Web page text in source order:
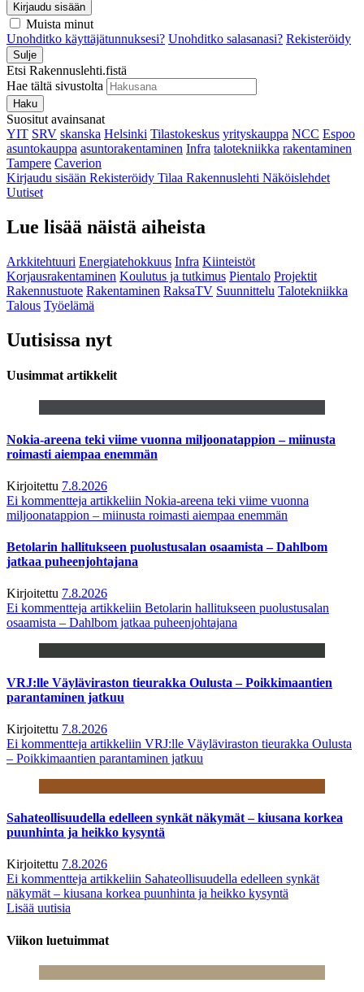
Kirjaudu sisään
Muista minut
Unohditko käyttäjätunnuksesi? Unohditko salasanasi? Rekisteröidy
Sulje
Etsi Rakennuslehti.fistä
Hae tältä sivustolta
Haku
Suositut avainsanat
YIT SRV skanska Helsinki Tilastokeskus yrityskauppa NCC Espoo
asuntokauppa asuntorakentaminen Infra talotekniikka rakentaminen
Tampere Caverion
Kirjaudu sisään Rekisteröidy Tilaa Rakennuslehti Näköislehdet
Uutiset
Lue lisää näistä aiheista
Arkkitehtuuri Energiatehokkuus Infra Kiinteistöt
Korjausrakentaminen Koulutus ja tutkimus Pientalo Projektit
Rakennustuote Rakentaminen RaksaTV Suunnittelu Talotekniikka
Talous Työelämä
Uutisissa nyt
Uusimmat artikkelit
Nokia-areena teki viime vuonna miljoonatappion – miinusta
roimasti aiempaa enemmän
Kirjoitettu 7.8.2026
Ei kommentteja artikkeliin Nokia-areena teki viime vuonna
miljoonatappion – miinusta roimasti aiempaa enemmän
Betolarin hallitukseen puolustusalan osaamista – Dahlbom
jatkaa puheenjohtajana
Kirjoitettu 7.8.2026
Ei kommentteja artikkeliin Betolarin hallitukseen puolustusalan
osaamista – Dahlbom jatkaa puheenjohtajana
VRJ:lle Väyläviraston tieurakka Oulusta – Poikkimaantien
parantaminen jatkuu
Kirjoitettu 7.8.2026
Ei kommentteja artikkeliin VRJ:lle Väyläviraston tieurakka Oulusta
– Poikkimaantien parantaminen jatkuu
Sahateollisuudella edelleen synkät näkymät – kiusana korkea
puunhinta ja heikko kysyntä
Kirjoitettu 7.8.2026
Ei kommentteja artikkeliin Sahateollisuudella edelleen synkät
näkymät – kiusana korkea puunhinta ja heikko kysyntä
Lisää uutisia
Viikon luetuimmat